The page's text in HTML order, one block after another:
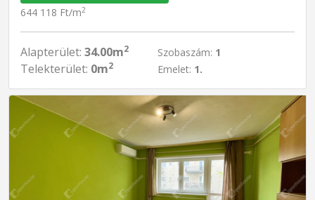
644 118 Ft/m2
Alapterület: 34.00m2
Telekterület: 0m2
Szobaszám: 1
Emelet: 1.